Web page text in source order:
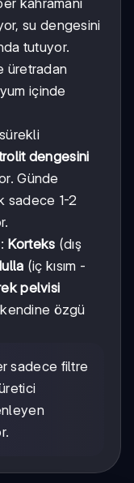
su dengesini
tutuyor.
üretradan
içinde
dengesini
Günde
sadece 1-2
Korteks (dış
(iç kısım -
pelvisi
kendine özgü
sadece filtre